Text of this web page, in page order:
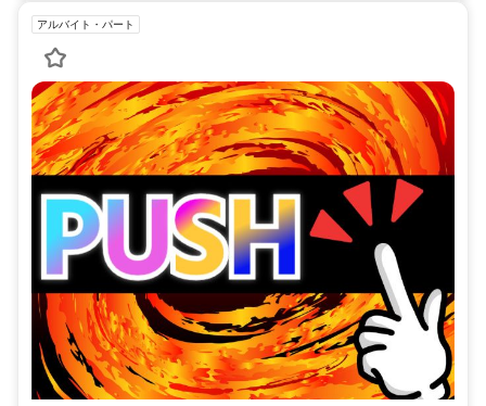
アルバイト・パート